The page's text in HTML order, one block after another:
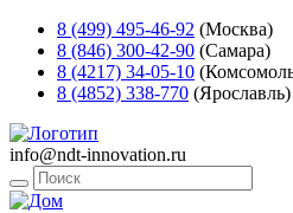
8 (499) 495-46-92 (Москва)
8 (846) 300-42-90 (Самара)
8 (4217) 34-05-10
8 (4852) 338-770 (Ярославль)
info@ndt-innovation.ru